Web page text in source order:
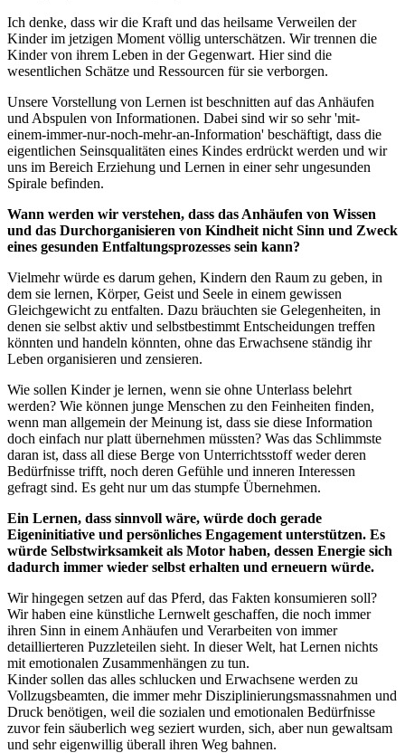
Ich denke, dass wir die Kraft und das heilsame Verweilen der
Kinder im jetzigen Moment völlig unterschätzen. Wir trennen die
Kinder von ihrem Leben in der Gegenwart. Hier sind die
wesentlichen Schätze und Ressourcen für sie verborgen.
Unsere Vorstellung von Lernen ist beschnitten auf das Anhäufen
und Abspulen von Informationen. Dabei sind wir so sehr 'mit-
einem-immer-nur-noch-mehr-an-Information' beschäftigt, dass die
eigentlichen Seinsqualitäten eines Kindes erdrückt werden und wir
uns im Bereich Erziehung und Lernen in einer sehr ungesunden
Spirale befinden.
Wann werden wir verstehen, dass das Anhäufen von Wissen
und das Durchorganisieren von Kindheit nicht Sinn und Zweck
eines gesunden Entfaltungsprozesses sein kann?
Vielmehr würde es darum gehen, Kindern den Raum zu geben, in
dem sie lernen, Körper, Geist und Seele in einem gewissen
Gleichgewicht zu entfalten. Dazu bräuchten sie Gelegenheiten, in
denen sie selbst aktiv und selbstbestimmt Entscheidungen treffen
könnten und handeln könnten, ohne das Erwachsene ständig ihr
Leben organisieren und zensieren.
Wie sollen Kinder je lernen, wenn sie ohne Unterlass belehrt
werden? Wie können junge Menschen zu den Feinheiten finden,
wenn man allgemein der Meinung ist, dass sie diese Information
doch einfach nur platt übernehmen müssten? Was das Schlimmste
daran ist, dass all diese Berge von Unterrichtsstoff weder deren
Bedürfnisse trifft, noch deren Gefühle und inneren Interessen
gefragt sind. Es geht nur um das stumpfe Übernehmen.
Ein Lernen, dass sinnvoll wäre, würde doch gerade
Eigeninitiative und persönliches Engagement unterstützen. Es
würde Selbstwirksamkeit als Motor haben, dessen Energie sich
dadurch immer wieder selbst erhalten und erneuern würde.
Wir hingegen setzen auf das Pferd, das Fakten konsumieren soll?
Wir haben eine künstliche Lernwelt geschaffen, die noch immer
ihren Sinn in einem Anhäufen und Verarbeiten von immer
detaillierteren Puzzleteilen sieht. In dieser Welt, hat Lernen nichts
mit emotionalen Zusammenhängen zu tun.
Kinder sollen das alles schlucken und Erwachsene werden zu
Vollzugsbeamten, die immer mehr Disziplinierungsmassnahmen und
Druck benötigen, weil die sozialen und emotionalen Bedürfnisse
zuvor fein säuberlich weg seziert wurden, sich, aber nun gewaltsam
und sehr eigenwillig überall ihren Weg bahnen.